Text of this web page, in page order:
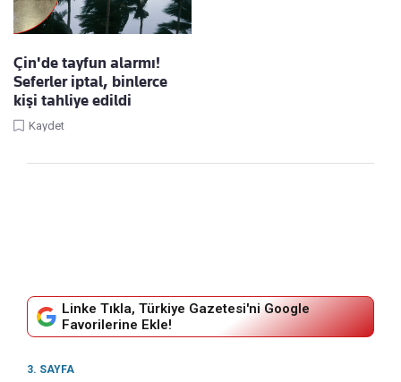
Çin'de tayfun alarmı!
Seferler iptal, binlerce
kişi tahliye edildi
Kaydet
Linke Tıkla, Türkiye Gazetesi'ni Google
Favorilerine Ekle!
3. SAYFA